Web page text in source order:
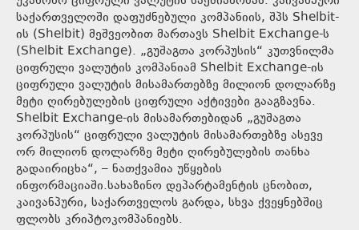
საქართველოში დაფუძნებული კომპანიის, შპს Shelbit-
ის (Shelbit) მეშვეობით მართავს Shelbit Exchange-ს
(Shelbit Exchange). „გუშაგთა კორპუსის“ კუთვნილმა
ციფრული ვალუტის კომპანიამ Shelbit Exchange-ის
ციფრული ვალუტის მისამართებზე მილიონ დოლარზე
მეტი ღირებულების ციფრული აქტივები გააგზავნა.
Shelbit Exchange-ის მისამართებიდან „გუშაგთა
კორპუსის“ ციფრული ვალუტის მისამართებზე ასევე
ორ მილიონ დოლარზე მეტი ღირებულების თანხა
გადაირიცხა“, – ნათქვამია უწყების
ინფორმაციაში.სახაზინო დეპარტამენტის ცნობით,
კაივანპური, საქართველოს გარდა, სხვა ქვეყნებშიც
ფლობს კრიპტოკომპანიებს.